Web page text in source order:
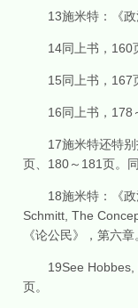
13施米特：《政治
14同上书，160
15同上书，167页
16同上书，178～
17施米特还特别指
页、180～181页。
18施米特：《政治
Schmitt, The
《论公民》，第六章
19See Hobbes,
页。